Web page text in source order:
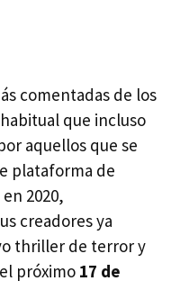
comentadas de los
que incluso
aquellos que se
plataforma de
2020,
creadores ya
thriller de terror y
próximo 17 de